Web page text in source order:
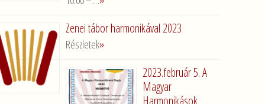
Zenei tábor harmonikával 2023
Részletek»
2023.február 5. A
Magyar
Harmonikások